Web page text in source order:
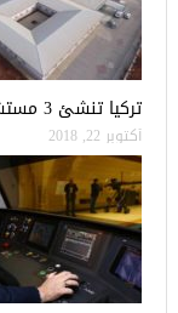
تركيا تنشئ 3 مستشفيات في مناطق درع الفرات بسوريا
أكتوبر 22, 2018